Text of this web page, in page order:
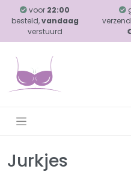
voor 22:00
besteld,vandaag
verstuurd
Jurkjes